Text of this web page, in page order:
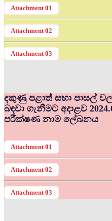
Attachment 01
Attachment 02
Attachment 03
දකුණු පළාත් සභා පාසල්
බඳවා ගැනීමට අදාළව
පරීක්ෂණ නාම ලේඛනය
Attachment 01
Attachment 02
Attachment 03